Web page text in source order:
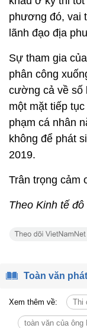
phương đó, vai
lãnh đạo địa
Sự tham gia
phân công
cường cả về số
một mặt tiếp
phạm cá nhân
không để phát
2019.
Trân trọng cảm
Theo Kinh tế đô
Toàn văn
Xem thêm về: Thi
toàn văn của ông